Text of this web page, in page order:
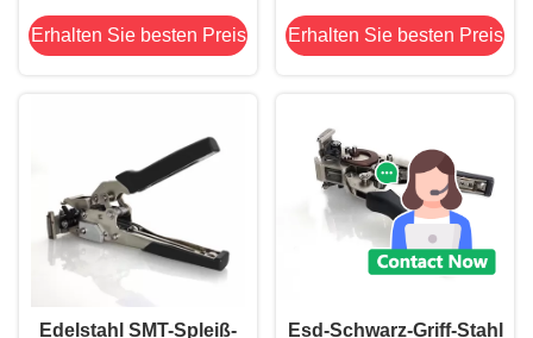
SMTs mit ESD-Rädern
Erhalten Sie besten Preis
SMTs AI mit
Schraubensicherung
Erhalten Sie besten Preis
Edelstahl SMT-Spleiß- Esd-Schwarz-Griff-Stahl